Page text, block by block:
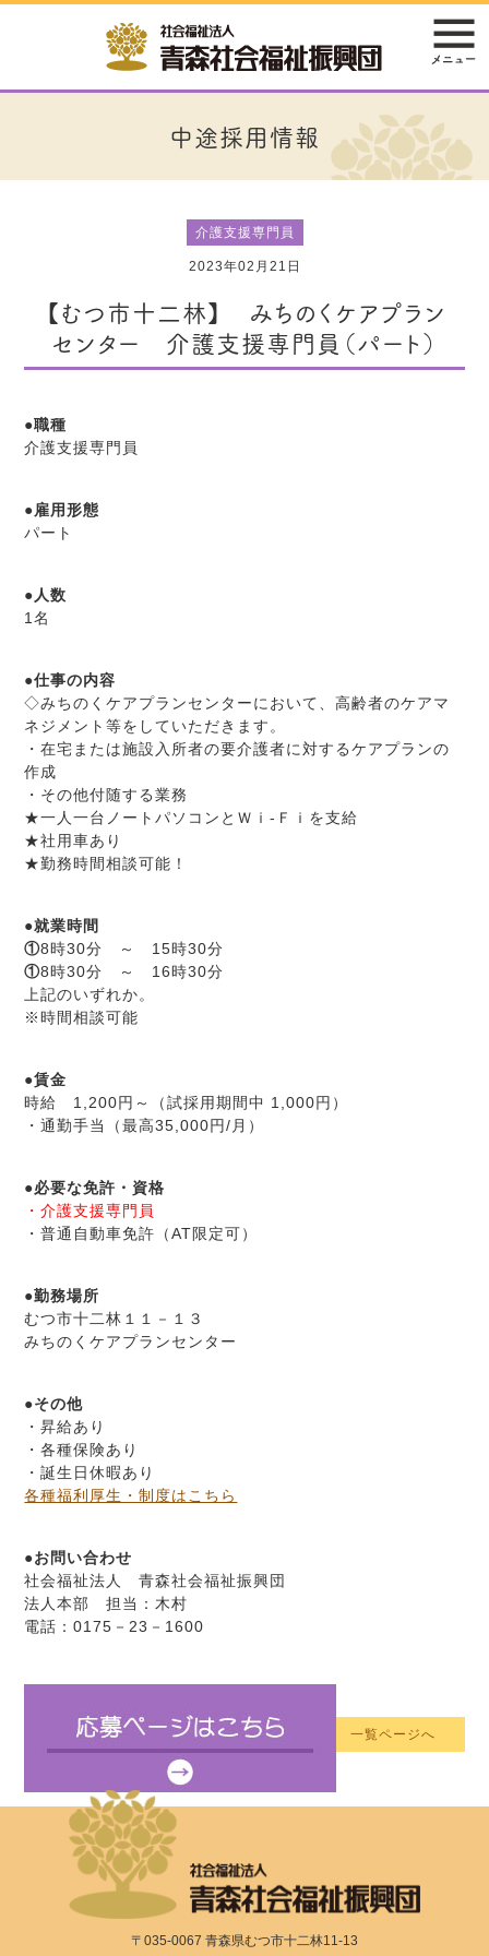
中途採用情報
介護支援専門員
2023年02月21日
【むつ市十二林】 みちのくケアプラン
センター 介護支援専門員（パート）
●職種
介護支援専門員
●雇用形態
パート
●人数
1名
●仕事の内容
◇みちのくケアプランセンターにおいて、高齢者のケアマ
ネジメント等をしていただきます。
・在宅または施設入所者の要介護者に対するケアプランの
作成
・その他付随する業務
★一人一台ノートパソコンとＷｉ‐Ｆｉを支給
★社用車あり
★勤務時間相談可能！
●就業時間
①8時30分 ～ 15時30分
①8時30分 ～ 16時30分
上記のいずれか。
※時間相談可能
●賃金
時給 1,200円～（試採用期間中 1,000円）
・通勤手当（最高35,000円/月）
●必要な免許・資格
・介護支援専門員
・普通自動車免許（AT限定可）
●勤務場所
むつ市十二林１１－１３
みちのくケアプランセンター
●その他
・昇給あり
・各種保険あり
・誕生日休暇あり
各種福利厚生・制度はこちら
●お問い合わせ
社会福祉法人 青森社会福祉振興団
法人本部 担当：木村
電話：0175－23－1600
一覧ページへ
〒035-0067 青森県むつ市十二林11-13